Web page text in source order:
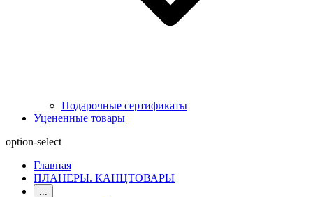
Подарочные сертификаты
Уцененные товары
option-select
Главная
ПЛАНЕРЫ. КАНЦТОВАРЫ